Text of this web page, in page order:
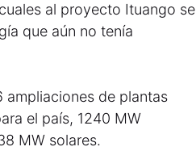
al proyecto Ituango se
que aún no tenía
ampliaciones de plantas
el país, 1240 MW
MW solares.